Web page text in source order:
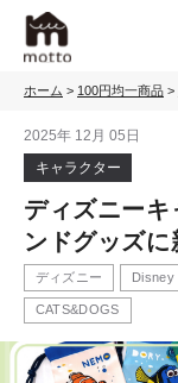
ホーム > 100円均一商品 >
2025年 12月 05日
キャラクター
ディズニーキ
ンドグッズ
ディズニー Disney
CATS&DOGS